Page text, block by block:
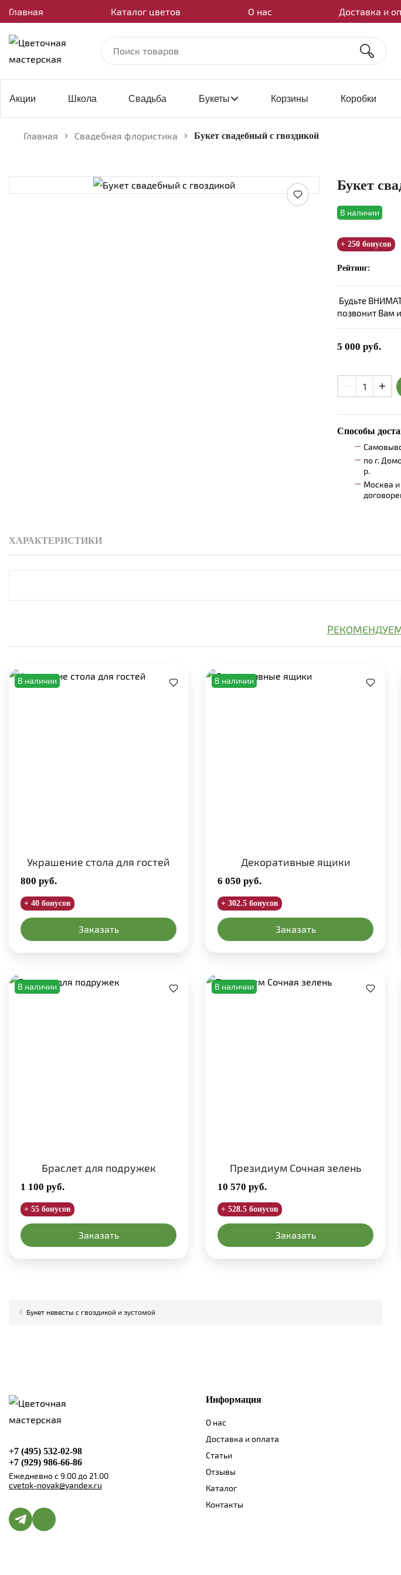
Главная Каталог цветов О нас Доставка и
Акции Школа Свадьба Букеты Корзины Коробки
Главная Свадебная флористика Букет свадебный с гвоздикой
Увеличить Букет
В наличии
+ 250 бонусов
Рейтинг:
Будьте
позвонит Вам
5 000 руб.
Способы
по г.
р.
Москва и
ХАРАКТЕРИСТИКИ
Букет невесты с гвоздикой и эустомой
В наличии
Украшение стола для гостей
800 руб.
+ 40 бонусов
Заказать
В наличии
Декоративные ящики
6 050 руб.
+ 302.5 бонусов
Заказать
В наличии
Браслет для подружек
1 100 руб.
+ 55 бонусов
Заказать
В наличии
Президиум Сочная зелень
10 570 руб.
+ 528.5 бонусов
Заказать
+7 (495) 532-02-98
+7 (929) 986-66-86
Ежедневно с 9.00 до 21.00
cvetok-novak@yandex.ru
Информация
О нас
Доставка и оплата
Статьи
Отзывы
Каталог
Контакты